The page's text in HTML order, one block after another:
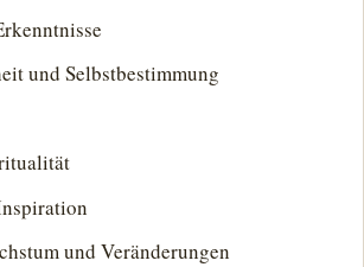
und Selbstbestimmung
und Veränderungen